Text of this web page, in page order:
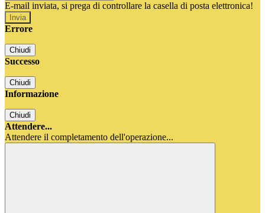
E-mail inviata, si prega di controllare la casella di posta elettronica!
Errore
Chiudi
Successo
Chiudi
Informazione
Chiudi
Attendere...
Attendere il completamento dell'operazione...